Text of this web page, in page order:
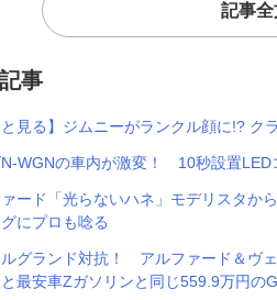
記事
事
と見る】ジムニーがランクル顔に!? ク
WGNの車内が激変！ 10秒設置LED
ード「光らないハネ」モデリスタか
にプロも唸る
ルグランド対抗！ アルファード＆ヴ
最安車Zガソリンと同じ559.9万円の